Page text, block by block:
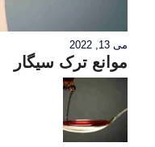
می 13, 2022
موانع ترک سیگار